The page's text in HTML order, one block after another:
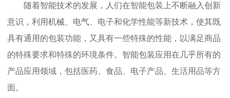
随着智能技术的发展，人们在智能包装上不断融入创新
意识，利用机械、电气、电子和化学性能等新技术，使其既
具有通用的包装功能，又具有一些特殊的性能，以满足商品
的特殊要求和特殊的环境条件。智能包装应用在几乎所有的
产品应用领域，包括医药、食品、电子产品、生活用品等方
面。